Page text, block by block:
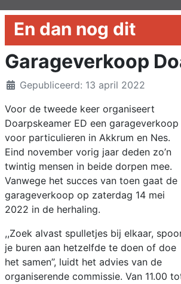
En dan nog dit
Garageverkoop
DetailsGepubliceerd: 13 april 2022
Voor de tweede keer organiseert
Doarpskeamer ED een garageverkoop
voor particulieren in Akkrum en Nes.
Eind november vorig jaar deden zo’n
twintig mensen in beide dorpen mee.
Vanwege het succes van toen gaat de
garageverkoop op zaterdag 14 mei
2022 in de herhaling.
,,Zoek alvast spulletjes bij elkaar,
je buren aan hetzelfde te doen of doe
het samen’’, luidt het advies van de
organiserende commissie. Van 11.00